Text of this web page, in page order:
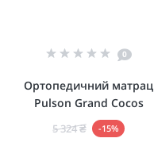
0
Ортопедичний матрац
Pulson Grand Cocos
5 324 ₴ -15%